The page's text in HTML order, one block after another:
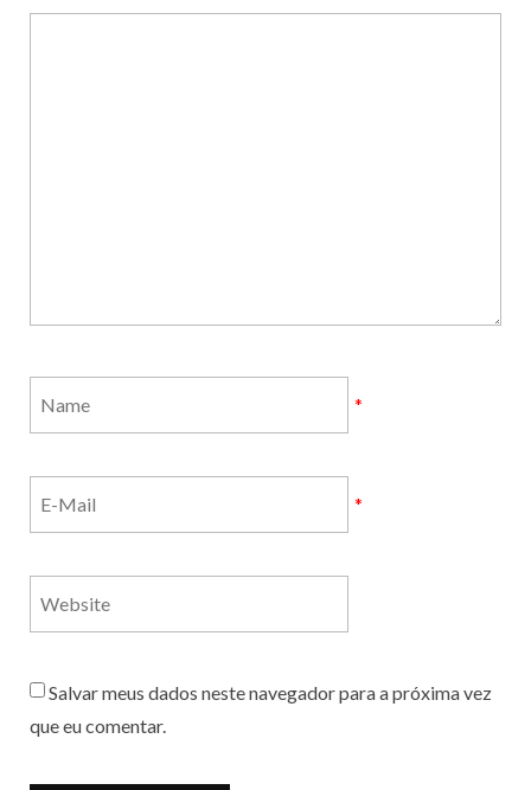
*
*
Salvar meus dados neste navegador para a próxima vez
que eu comentar.